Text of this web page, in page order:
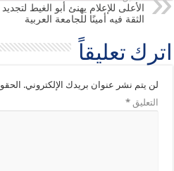
الأعلى للإعلام يهنئ أبو الغيط لتجديد
الثقة فيه أمينًا للجامعة العربية
اترك تعليقاً
لن يتم نشر عنوان بريدك الإلكتروني.
التعليق*